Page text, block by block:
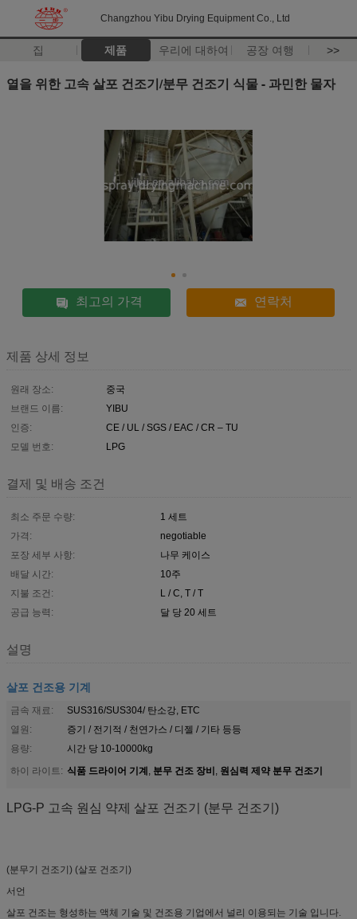
Changzhou Yibu Drying Equipment Co., Ltd
집 제품 우리에 대하여 공장 여행 >>
열을 위한 고속 살포 건조기/분무 건조기 식물 - 과민한 물자
최고의 가격 연락처
제품 상세 정보
원래 장소:
중국
브랜드 이름:
YIBU
인증:
CE / UL / SGS / EAC / CR – TU
모델 번호:
LPG
결제 및 배송 조건
최소 주문 수량:
1 세트
가격:
negotiable
포장 세부 사항:
나무 케이스
배달 시간:
10주
지불 조건:
L / C, T / T
공급 능력:
달 당 20 세트
설명
살포 건조용 기계
금속 재료:
SUS316/SUS304/ 탄소강, ETC
열원:
증기 / 전기적 / 천연가스 / 디젤 / 기타 등등
용량:
시간 당 10-10000kg
하이 라이트: 식품 드라이어 기계, 분무 건조 장비, 원심력 제약 분무 건조기
LPG-P 고속 원심 약제 살포 건조기 (분무 건조기)
(분무기 건조기) (살포 건조기)
서언
살포 건조는 형성하는 액체 기술 및 건조용 기업에서 널리 이용되는 기술 입니다.